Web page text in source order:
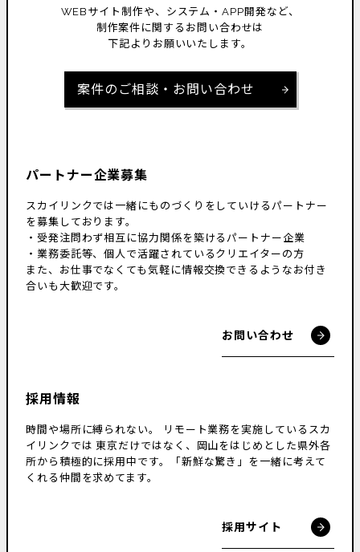
WEBサイト制作や、システム・APP開発など、
制作案件に関するお問い合わせは
下記よりお願いいたします。
案件のご相談・お問い合わせ
パートナー企業募集
スカイリンクでは一緒にものづくりをしていけるパートナー
を募集しております。
・受発注問わず相互に協力関係を築けるパートナー企業
・業務委託等、個人で活躍されているクリエイターの方
また、お仕事でなくても気軽に情報交換できるようなお付き
合いも大歓迎です。
お問い合わせ
採用情報
時間や場所に縛られない。
リモート業務を実施しているスカ
イリンクでは 東京だけではなく、岡山をはじめとした県外各
所から積極的に採用中です。
「新鮮な驚き」を一緒に考えて
くれる仲間を求めてます。
採用サイト